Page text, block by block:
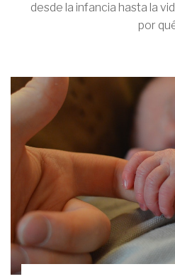
desde la infancia hasta la
por